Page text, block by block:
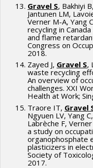
Gravel S, Bakhiyi
Jantunen LM,
Verner M-A, Yang
recycling in
and flame
Congress on
2018.
Zayed J, Gravel S,
waste recycling
An overview of
challenges. XXI
Health at Work;
Traore IT, Gravel
Ngyuen LV, Yang
Labrèche F,
a study on
organophosphate
plasticizers in
Society of
2017.